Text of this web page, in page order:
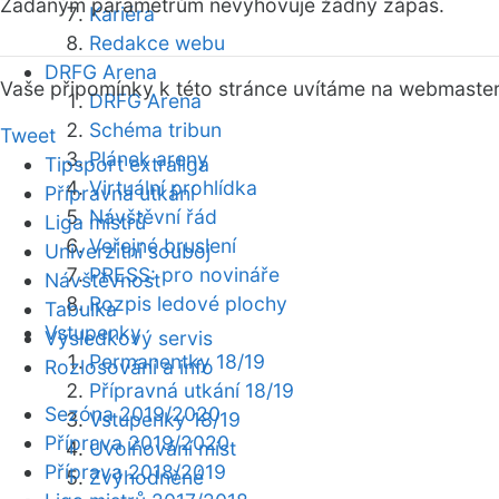
Kariéra
Redakce webu
DRFG Arena
DRFG Arena
Schéma tribun
Plánek areny
Virtuální prohlídka
Návštěvní řád
Veřejné bruslení
PRESS: pro novináře
Rozpis ledové plochy
Vstupenky
Permanentky 18/19
Přípravná utkání 18/19
Vstupenky 18/19
Uvolňování míst
Zvýhodněné
Zadaným parametrům nevyhovuje žádný zápas.
Vaše připomínky k této stránce uvítáme na webmaster
Tweet
Tipsport extraliga
Přípravná utkání
Liga mistrů
Univerzitní souboj
Návštěvnost
Tabulka
Výsledkový servis
Rozlosování a info
Sezóna 2019/2020
Příprava 2019/2020
Příprava 2018/2019